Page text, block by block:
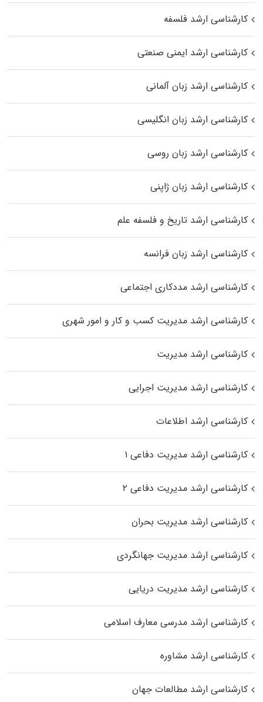
کارشناسی ارشد فلسفه
کارشناسی ارشد ایمنی صنعتی
کارشناسی ارشد زبان آلمانی
کارشناسی ارشد زبان انگلیسی
کارشناسی ارشد زبان روسی
کارشناسی ارشد زبان ژاپنی
کارشناسی ارشد تاریخ و فلسفه علم
کارشناسی ارشد زبان فرانسه
کارشناسی ارشد مددکاری اجتماعی
کارشناسی ارشد مدیریت کسب و کار و امور شهری
کارشناسی ارشد مدیریت
کارشناسی ارشد مدیریت اجرایی
کارشناسی ارشد اطلاعات
کارشناسی ارشد مدیریت دفاعی ۱
کارشناسی ارشد مدیریت دفاعی ۲
کارشناسی ارشد مدیریت بحران
کارشناسی ارشد مدیریت جهانگردی
کارشناسی ارشد مدیریت دریایی
کارشناسی ارشد مدرسی معارف اسلامی
کارشناسی ارشد مشاوره
کارشناسی ارشد مطالعات جهان